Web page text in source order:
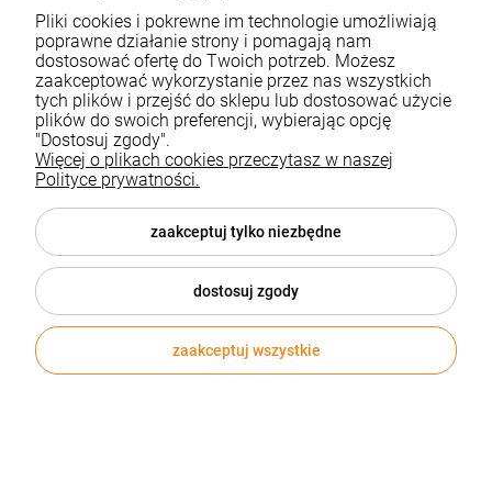
Pliki cookies i pokrewne im technologie umożliwiają
poprawne działanie strony i pomagają nam
dostosować ofertę do Twoich potrzeb. Możesz
zaakceptować wykorzystanie przez nas wszystkich
tych plików i przejść do sklepu lub dostosować użycie
plików do swoich preferencji, wybierając opcję
"Dostosuj zgody".
Więcej o plikach cookies przeczytasz w naszej
Polityce prywatności.
zaakceptuj tylko niezbędne
dostosuj zgody
zaakceptuj wszystkie